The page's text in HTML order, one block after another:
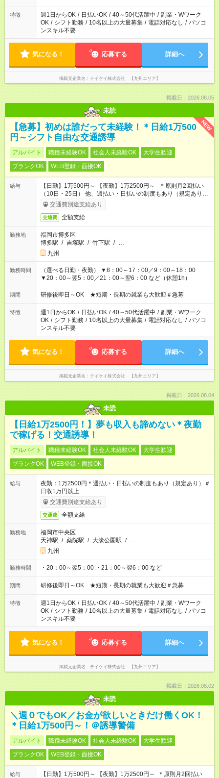
特徴 週1日からOK / 日払いOK / 40～50代活躍中 / 副業・Wワーク
OK / シフト勤務 / 10名以上の大量募集 / 電話対応なし / パソコ
ンスキル不要
気になる！ 応募する 詳細へ
掲載元企業名 テイケイ株式会社 【九州エリア】
掲載日：2026.08.05
未読
NEW
【急募】初めは誰だって未経験！＊日給1万500
円～シフト自由な交通誘導
アルバイト 職種未経験OK 社会人未経験OK
大学生歓迎
ブランクOK
WEB登録・面接OK
給与
【日勤】1万500円～ 【夜勤】1万2500円～ ＊原則月2回払い
（10日・25日） 他、週払い・日払いの制度もあり（規定あり）
＃日収1万円以上
交通費別途支給あり
交通費 全額支給
勤務地
福岡市博多区
博多駅 / 吉塚駅 / 竹下駅 / …
九州
勤務時間
（選べる日勤・夜勤） ▼8：00～17：00／9：00～18：00
▼20：00～翌5：00／21：00～翌6：00 など（休憩1h）
期間 研修後即日～OK ★短期・長期の就業も大歓迎＃急募
特徴 週1日からOK / 日払いOK / 40～50代活躍中 / 副業・Wワーク
OK / シフト勤務 / 10名以上の大量募集 / 電話対応なし / パソコ
ンスキル不要
気になる！ 応募する 詳細へ
掲載元企業名 テイケイ株式会社 【九州エリア】
掲載日：2026.08.04
未読
【日給1万2500円！】夢も収入も諦めない＊夜勤
で稼げる！交通誘導！
アルバイト 職種未経験OK 社会人未経験OK
大学生歓迎
ブランクOK
WEB登録・面接OK
給与
夜勤：1万2500円＊週払い・日払いの制度もあり（規定あり）＃
日収1万円以上
交通費別途支給あり
交通費 全額支給
勤務地
福岡市中央区
天神駅 / 薬院駅 / 大濠公園駅 / …
九州
勤務時間 ・20：00～翌5：00 ・21：00～翌6：00 など
期間 研修後即日～OK ★短期・長期の就業も大歓迎＃急募
特徴 週1日からOK / 日払いOK / 40～50代活躍中 / 副業・Wワーク
OK / シフト勤務 / 10名以上の大量募集 / 電話対応なし / パソコ
ンスキル不要
気になる！ 応募する 詳細へ
掲載元企業名 テイケイ株式会社 【九州エリア】
掲載日：2026.08.02
未読
＼週０でもOK／お金が欲しいときだけ働くOK！
＊日給1万500円～！＠誘導警備
アルバイト 職種未経験OK 社会人未経験OK
大学生歓迎
ブランクOK
WEB登録・面接OK
給与
【日勤】1万500円～ 【夜勤】1万2500円～ ＊原則月2回払い